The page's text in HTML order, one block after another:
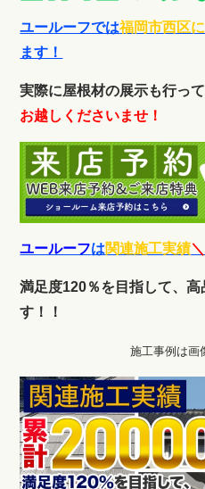
ユールーフでは福岡市西区
ます！
実際に屋根材の展示も行っ
お越しくださいませ！
ユールーフは関連施工実績＼
満足度120％を目指して、
す！！
施工事例は画